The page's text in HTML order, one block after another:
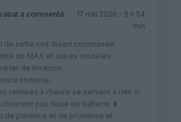
a commenté
17 mai 2026 - 9 h 54
min
de cette soit disant commande.
de MAX et autres modèles.
de livraison.
chinoise.
remises à l’heure se servent à rien si
pas faute de batterie 🔋
de patience et de prudence et